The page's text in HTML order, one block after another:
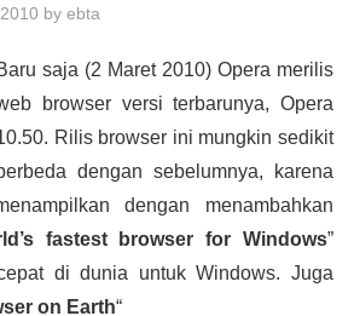
byebta
saja (2 Maret 2010) Opera merilis
browser versi terbarunya, Opera
Rilis browser ini mungkin sedikit
dengan sebelumnya, karena
dengan menambahkan
fastest browser for Windows”
di dunia untuk Windows. Juga
on Earth“